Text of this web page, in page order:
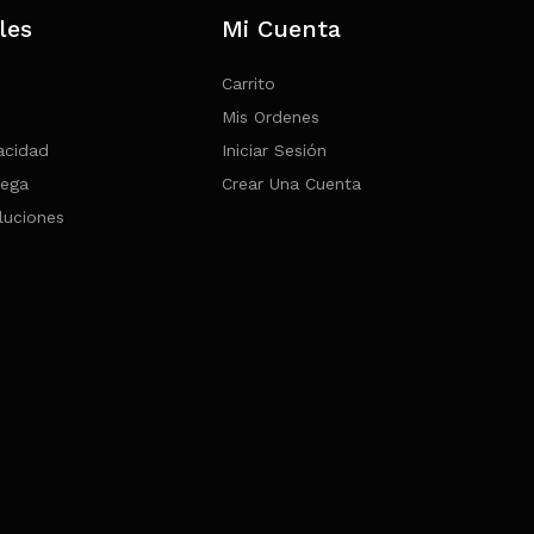
Mi Cuenta
Carrito
Mis Ordenes
Iniciar Sesión
Crear Una Cuenta